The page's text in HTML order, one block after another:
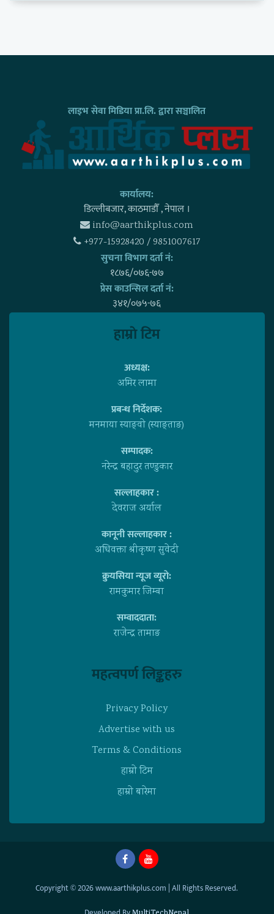
लाइभ सेवा मिडिया प्रा.लि. द्वारा सञ्चालित
कार्यालय:
डिल्लीबजार, काठमाडाैँ , नेपाल ।
info@aarthikplus.com
+977-15928420 / 9851007617
सुचना विभाग दर्ता नं:
१८७६/०७६-७७
प्रेस काउन्सिल दर्ता नं:
३४१/०७५-७६
हाम्राे टिम
अध्यक्ष:
अमिर लामा
प्रबन्ध निर्देशक:
मनमाया स्याङ्वाे (स्याङ्ताङ)
सम्पादक:
नरेन्द्र बहादुर तण्डुकार
सल्लाहकार :
देवराज अर्याल
कानूनी सल्लाहकार :
अधिवक्ता श्रीकृष्ण सुवेदी
क्रुयसिया न्यूज व्यूराे:
रामकुमार जिम्बा
सम्वाददाता:
राजेन्द्र तामाङ
महत्वपर्ण लिङ्कहरु
Privacy Policy
Advertise with us
Terms & Conditions
हाम्राे टिम
हाम्राे बारेमा
Copyright © 2026 www.aarthikplus.com | All Rights Reserved.